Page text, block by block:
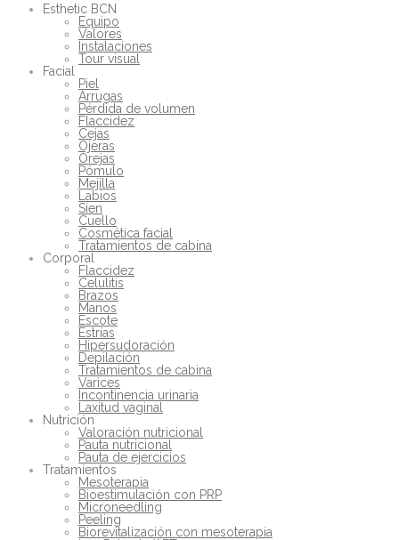
Esthetic BCN
Equipo
Valores
Instalaciones
Tour visual
Facial
Piel
Arrugas
Pérdida de volumen
Flaccidez
Cejas
Ojeras
Orejas
Pómulo
Mejilla
Labios
Sien
Cuello
Cosmética facial
Tratamientos de cabina
Corporal
Flaccidez
Celulitis
Brazos
Manos
Escote
Estrías
Hipersudoración
Depilación
Tratamientos de cabina
Varices
Incontinencia urinaria
Laxitud vaginal
Nutrición
Valoración nutricional
Pauta nutricional
Pauta de ejercicios
Tratamientos
Mesoterapia
Bioestimulación con PRP
Microneedling
Peeling
Biorevitalización con mesoterapia